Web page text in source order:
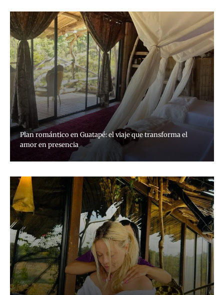
Plan romántico en Guatapé: el viaje que transforma el
amor en presencia